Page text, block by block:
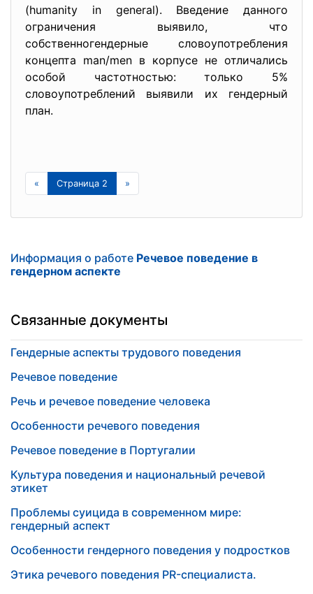
(humanity in general). Введение данного
ограничения выявило, что
собственногендерные словоупотребления
концепта man/men в корпусе не отличались
особой частотностью: только 5%
словоупотреблений выявили их гендерный
план.
« Страница 2 »
Информация о работе Речевое поведение в
гендерном аспекте
Связанные документы
Гендерные аспекты трудового поведения
Речевое поведение
Речь и речевое поведение человека
Особенности речевого поведения
Речевое поведение в Португалии
Культура поведения и национальный речевой
этикет
Проблемы суицида в современном мире:
гендерный аспект
Особенности гендерного поведения у подростков
Этика речевого поведения PR-специалиста.